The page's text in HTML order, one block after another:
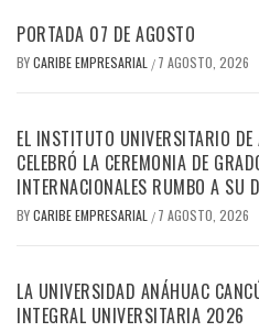
PORTADA 07 DE AGOSTO
BYCARIBE EMPRESARIAL / 7 AGOSTO, 2026
EL INSTITUTO UNIVERSITARIO
CELEBRÓ LA CEREMONIA DE
INTERNACIONALES RUMBO A SU
BYCARIBE EMPRESARIAL / 7 AGOSTO, 2026
LA UNIVERSIDAD ANÁHUAC
INTEGRAL UNIVERSITARIA 2026